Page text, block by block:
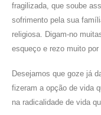
fragilizada, que soube
sofrimento pela sua
religiosa. Digam-no
esqueço e rezo muito
Desejamos que goze já
fizeram a opção de vida
na radicalidade de vida